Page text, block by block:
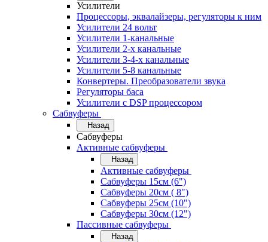
Усилители
Процессоры, эквалайзеры, регуляторы к ним
Усилители 24 вольт
Усилители 1-канальные
Усилители 2-х канальные
Усилители 3-4-х канальные
Усилители 5-8 канальные
Конвертеры. Преобразователи звука
Регуляторы баса
Усилители с DSP процессором
Сабвуферы
Назад
Сабвуферы
Активные сабвуферы
Назад
Активные сабвуферы
Сабвуферы 15см (6")
Сабвуферы 20см ( 8")
Сабвуферы 25см (10")
Сабвуферы 30см (12")
Пассивные сабвуферы
Назад